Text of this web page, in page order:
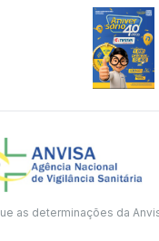
as determinações da